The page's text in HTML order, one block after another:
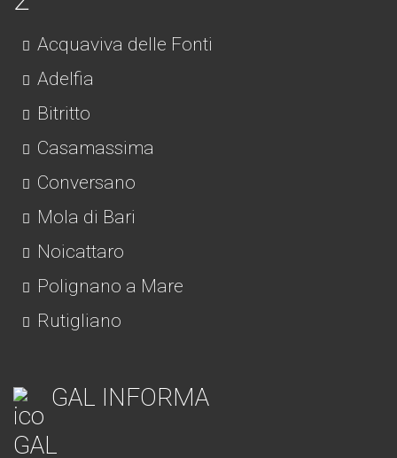
Acquaviva delle Fonti
Adelfia
Bitritto
Casamassima
Conversano
Mola di Bari
Noicattaro
Polignano a Mare
Rutigliano
GAL INFORMA